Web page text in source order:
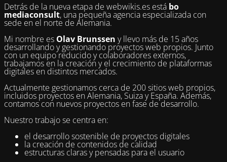
Detrás de la nueva etapa de webwikis.es está bo
mediaconsult, una pequeña agencia especializada con
sede en el norte de Alemania.
Mi nombre es Olav Brunssen y llevo más de 15 años
desarrollando y gestionando proyectos web propios. Junto
con un equipo reducido y colaboradores externos,
trabajamos en la creación y el crecimiento de plataformas
digitales en distintos mercados.
Actualmente gestionamos cerca de 200 sitios web propios,
incluidos proyectos en Alemania, Suiza y España. Además,
contamos con nuevos proyectos en fase de desarrollo.
Nuestro trabajo se centra en:
el desarrollo sostenible de proyectos digitales
la creación de contenidos de calidad
estructuras claras y pensadas para el usuario